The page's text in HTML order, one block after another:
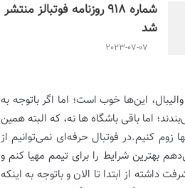
شماره 918 روزنامه فوتبالز منتشر
شد
2023-07-07
این‌ها خوب است؛ اما اگر باتوجه‌ به
باشگاه قرارداد حرفه‌ای می‌بندند؛ اما باقی باشگاه‌ ها نه، که البته همین
زوم کنیم.در فوتبال حرفه‌ای نمی‌توانیم از
بهترین شرایط را برای تیمم مهیا کنم و
داشته از ابتدا تا الان و باتوجه‌ به اینکه